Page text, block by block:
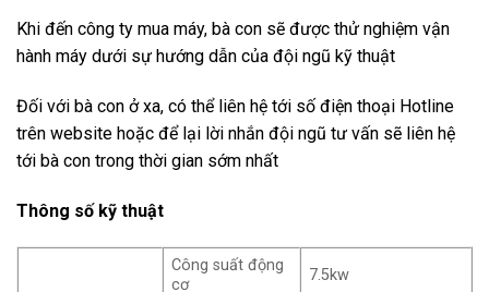
Khi đến công ty mua máy, bà con sẽ được thử nghiệm vận
hành máy dưới sự hướng dẫn của đội ngũ kỹ thuật
Đối với bà con ở xa, có thể liên hệ tới số điện thoại Hotline
trên website hoặc để lại lời nhắn đội ngũ tư vấn sẽ liên hệ
tới bà con trong thời gian sớm nhất
Thông số kỹ thuật
Công suất động
cơ
7.5kw